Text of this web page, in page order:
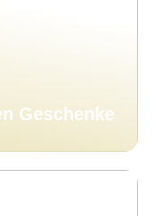
Geschenke